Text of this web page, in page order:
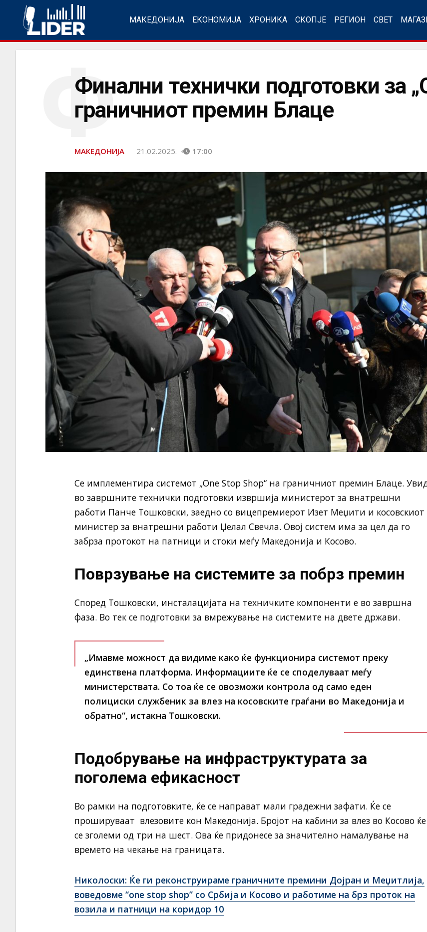
МАКЕДОНИЈА ЕКОНОМИЈА ХРОНИКА СКОПЈЕ РЕГИОН СВЕТ
Финални технички подготовки за
граничниот премин Блаце
Ф
МАКЕДОНИЈА 21.02.2025. 17:00
Се имплементира системот „One Stop Shop“ на граничниот премин Блаце.
во завршните технички подготовки извршија министерот за внатрешни
работи Панче Тошковски, заедно со вицепремиерот Изет Меџити и косовскиот
министер за внатрешни работи Џелал Свечла. Овој систем има за цел да го
забрза протокот на патници и стоки меѓу Македонија и Косово.
Поврзување на системите за побрз премин
Според Тошковски, инсталацијата на техничките компоненти е во завршна
фаза. Во тек се подготовки за вмрежување на системите на двете држави.
„Имавме можност да видиме како ќе функционира системот преку
единствена платформа. Информациите ќе се споделуваат меѓу
министерствата. Со тоа ќе се овозможи контрола од само еден
полициски службеник за влез на косовските граѓани во Македонија и
обратно“, истакна Тошковски.
Подобрување на инфраструктурата за
поголема ефикасност
Во рамки на подготовките, ќе се направат мали градежни зафати. Ќе се
прошируваат влезовите кон Македонија. Бројот на кабини за влез во Косово ќе
се зголеми од три на шест. Ова ќе придонесе за значително намалување на
времето на чекање на границата.
Николоски: Ќе ги реконструираме граничните премини Дојран и Меџитлија,
воведовме “one stop shop” со Србија и Косово и работиме на брз проток на
возила и патници на коридор 10